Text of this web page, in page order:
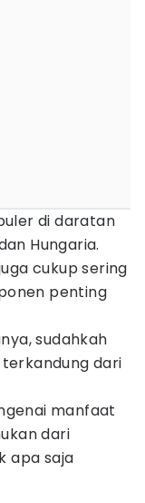
di daratan
Hungaria.
cukup sering
penting
sudahkah
dari
manfaat
dari
apa saja